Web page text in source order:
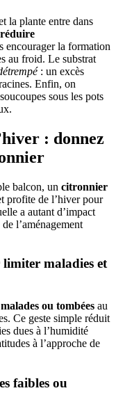
la plante entre dans
réduire
encourager la formation
au froid. Le substrat
: un excès
Enfin, on
sous les pots
: donnez
balcon, un citronnier
profite de l’hiver pour
a autant d’impact
l’aménagement
maladies et
ou tombées au
Ce geste simple réduit
dues à l’humidité
à l’approche de
faibles ou